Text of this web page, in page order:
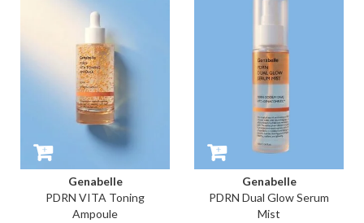
Genabelle
PDRN VITA Toning
Ampoule
Genabelle
PDRN Dual Glow Serum
Mist